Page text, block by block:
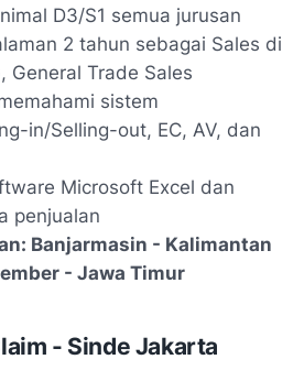
D3/S1 semua jurusan
2 tahun sebagai Sales di
General Trade Sales
sistem
in/Selling-out, EC, AV, dan
Microsoft Excel dan
penjualan
Banjarmasin - Kalimantan
- Jawa Timur
- Sinde Jakarta